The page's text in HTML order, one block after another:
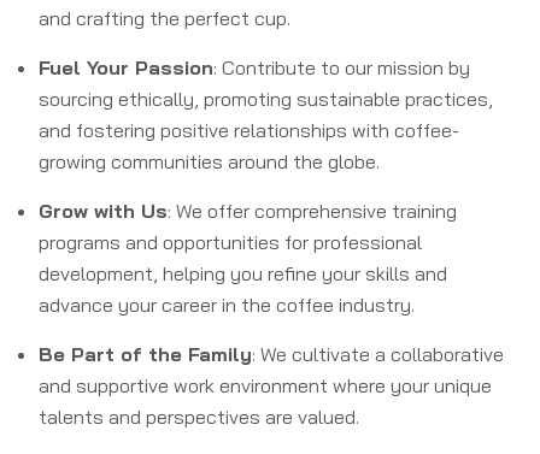
and crafting the perfect cup.
Fuel Your Passion: Contribute to our mission by
sourcing ethically, promoting sustainable practices,
and fostering positive relationships with coffee-
growing communities around the globe.
Grow with Us: We offer comprehensive training
programs and opportunities for professional
development, helping you refine your skills and
advance your career in the coffee industry.
Be Part of the Family: We cultivate a collaborative
and supportive work environment where your unique
talents and perspectives are valued.